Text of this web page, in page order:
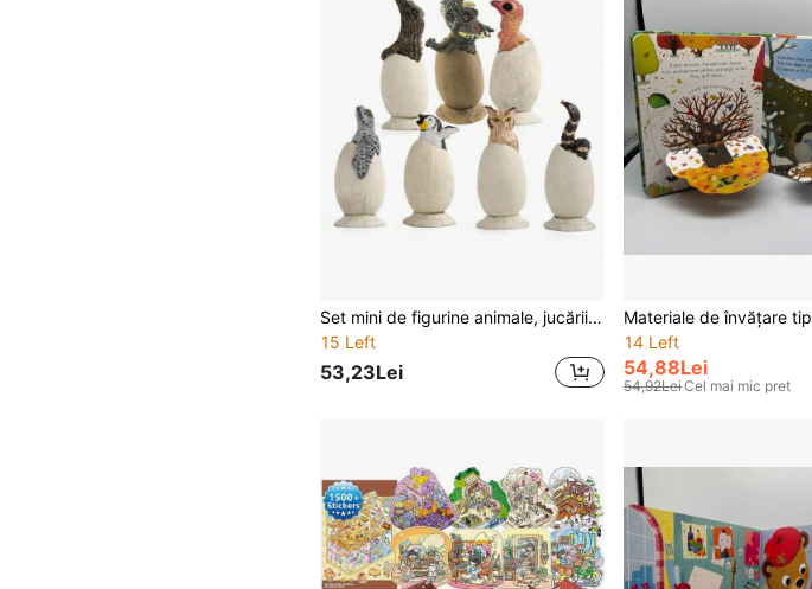
Set mini de figurine animale, jucării cognitive pentru copii, crocodil, bufniță, pinguin, șarpe, ou de țestoasă, cadou de Crăciun, colecție de modele animale
15 Left
53,23Lei
14 Left
54,88Lei
54,92LeiCel mai mic pret